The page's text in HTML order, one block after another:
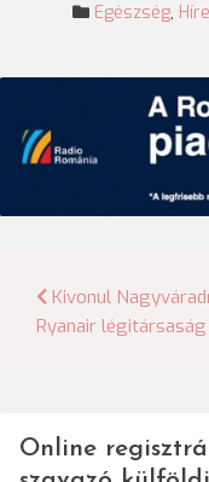
Egészség,
Bejegyzés
navigáció
Kivonul
Ryanair légitársaság
Online